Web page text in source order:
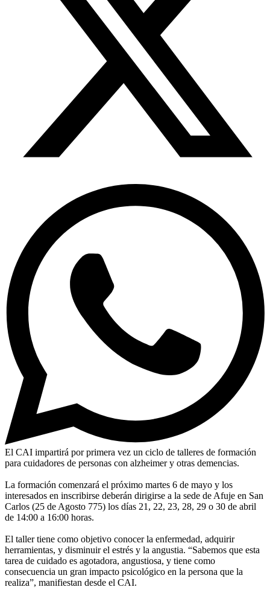
El CAI impartirá por primera vez un ciclo de talleres de formación
para cuidadores de personas con alzheimer y otras demencias.
La formación comenzará el próximo martes 6 de mayo y los
interesados en inscribirse deberán dirigirse a la sede de Afuje en San
Carlos (25 de Agosto 775) los días 21, 22, 23, 28, 29 o 30 de abril
de 14:00 a 16:00 horas.
El taller tiene como objetivo conocer la enfermedad, adquirir
herramientas, y disminuir el estrés y la angustia. “Sabemos que esta
tarea de cuidado es agotadora, angustiosa, y tiene como
consecuencia un gran impacto psicológico en la persona que la
realiza”, manifiestan desde el CAI.